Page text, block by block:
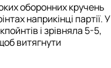
оборонних кручень
наприкінці партії. У
і зрівняла 5-5,
витягнути